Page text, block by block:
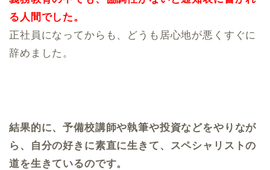
る人間でした。
正社員になってからも、どうも居心地が悪くすぐに
辞めました。
結果的に、予備校講師や執筆や投資などをやりなが
ら、自分の好きに素直に生きて、スペシャリストの
道を生きているのです。